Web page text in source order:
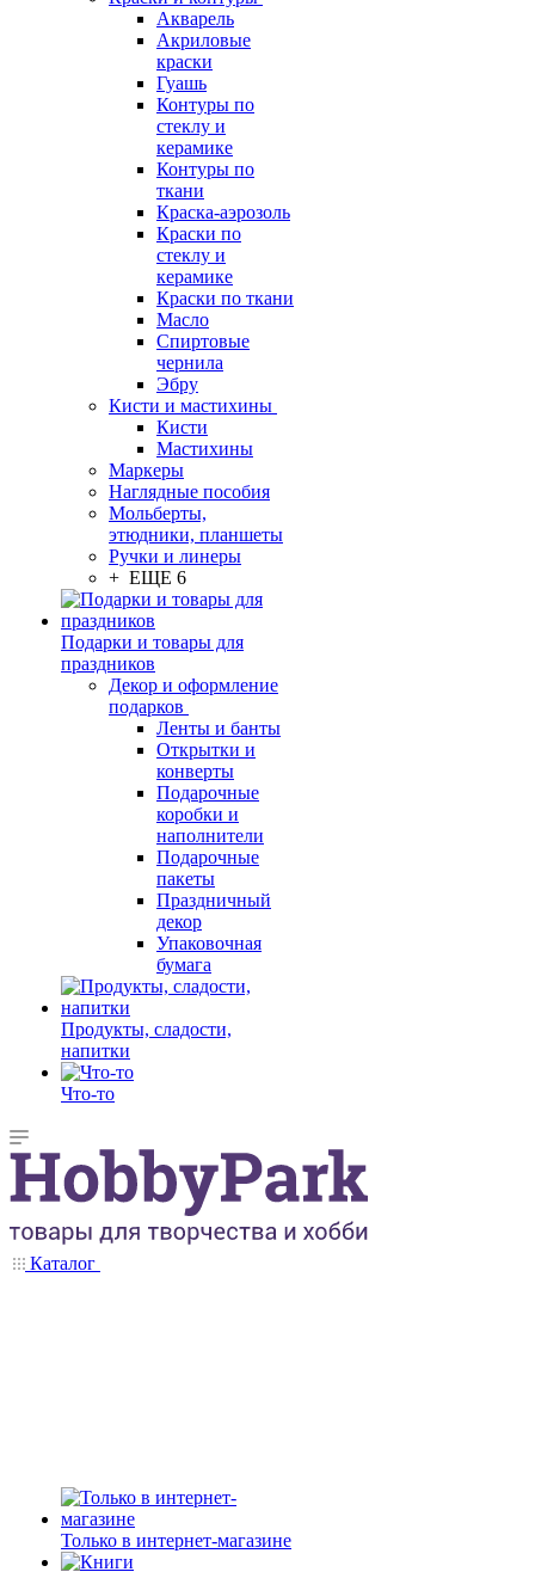
Акварель
Акриловые
краски
Гуашь
Контуры по
стеклу и
керамике
Контуры по
ткани
Краска-аэрозоль
Краски по
стеклу и
керамике
Краски по ткани
Масло
Спиртовые
чернила
Эбру
Кисти и мастихины
Кисти
Мастихины
Маркеры
Наглядные пособия
Мольберты,
этюдники, планшеты
Ручки и линеры
+ ЕЩЕ 6
Подарки и товары для
праздников
Декор и оформление
подарков
Ленты и банты
Открытки и
конверты
Подарочные
коробки и
наполнители
Подарочные
пакеты
Праздничный
декор
Упаковочная
бумага
Продукты, сладости,
напитки
Что-то
Каталог
Только в интернет-магазине